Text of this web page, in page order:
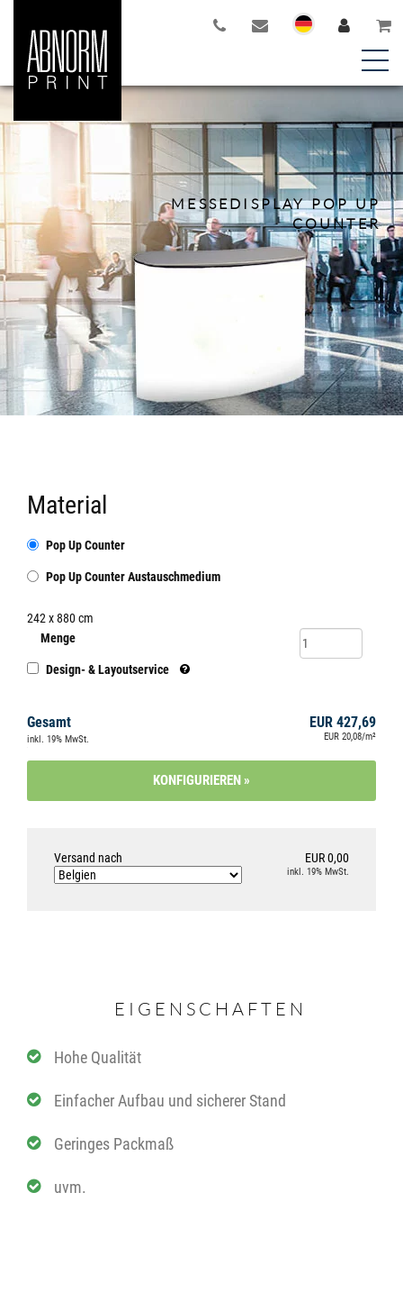
MESSEDISPLAY POP UP
COUNTER
Material
Pop Up Counter
Pop Up Counter Austauschmedium
242 x 880cm
Menge
Design- & Layoutservice
Gesamt
inkl. 19% MwSt.
EUR 427,69
EUR 20,08/m²
Versand nach EUR 0,00
inkl. 19% MwSt.
EIGENSCHAFTEN
Hohe Qualität
Einfacher Aufbau und sicherer Stand
Geringes Packmaß
uvm.